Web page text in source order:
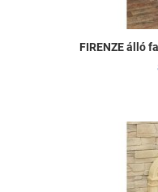
FIRENZE álló